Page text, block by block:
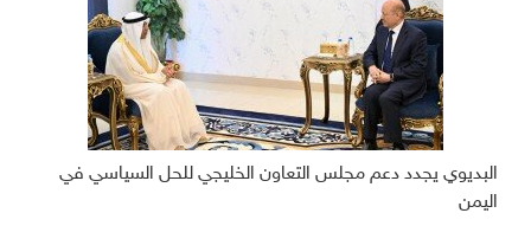
البديوي يجدد دعم مجلس التعاون الخليجي للحل السياسي في
اليمن